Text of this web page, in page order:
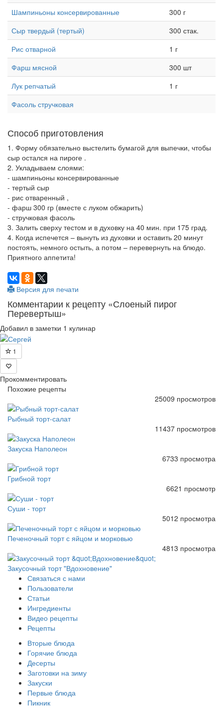
Шампиньоны консервированные
300 г
Сыр твердый (тертый)
300 стак.
Рис отварной
1 г
Фарш мясной
300 шт
Лук репчатый
1 г
Фасоль стручковая
Способ приготовления
1. Форму обязательно выстелить бумагой для выпечки, чтобы
сыр остался на пироге .
2. Укладываем слоями:
- шампиньоны консервированные
- тертый сыр
- рис отваренный ,
- фарш 300 гр (вместе с луком обжарить)
- стручковая фасоль
3. Залить сверху тестом и в духовку на 40 мин. при 175 град.
4. Когда испечется – вынуть из духовки и оставить 20 минут
постоять, немного остыть, а потом – перевернуть на блюдо.
Приятного аппетита!
Версия для печати
Комментарии к рецепту «Слоеный пирог
Перевертыш»
Добавил в заметки 1 кулинар
1
Прокомментировать
Похожие рецепты
25009 просмотров
Рыбный торт-салат
11437 просмотров
Закуска Наполеон
6733 просмотра
Грибной торт
6621 просмотр
Суши - торт
5012 просмотра
Печеночный торт с яйцом и морковью
4813 просмотра
Закусочный торт "Вдохновение"
Связаться с нами
Пользователи
Статьи
Ингредиенты
Видео рецепты
Рецепты
Вторые блюда
Горячие блюда
Десерты
Заготовки на зиму
Закуски
Первые блюда
Пикник